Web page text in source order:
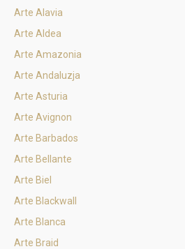
Arte Alavia
Arte Aldea
Arte Amazonia
Arte Andaluzja
Arte Asturia
Arte Avignon
Arte Barbados
Arte Bellante
Arte Biel
Arte Blackwall
Arte Blanca
Arte Braid